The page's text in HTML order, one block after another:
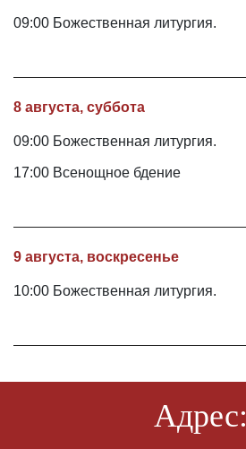
09:00 Божественная литургия.
8 августа, суббота
09:00 Божественная литургия.
17:00 Всенощное бдение
9 августа, воскресенье
10:00 Божественная литургия.
Адрес: